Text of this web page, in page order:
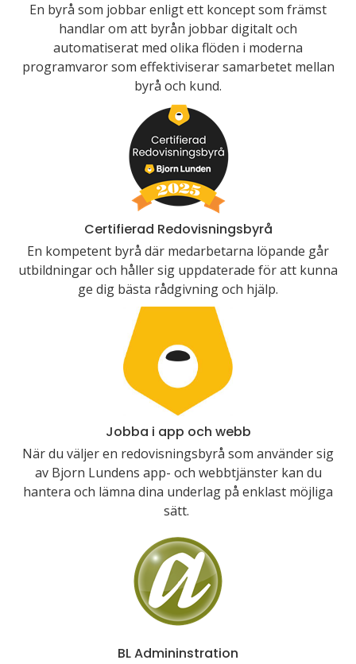
En byrå som jobbar enligt ett koncept som främst
handlar om att byrån jobbar digitalt och
automatiserat med olika flöden i moderna
programvaror som effektiviserar samarbetet mellan
byrå och kund.
Certifierad Redovisningsbyrå
En kompetent byrå där medarbetarna löpande går
utbildningar och håller sig uppdaterade för att kunna
ge dig bästa rådgivning och hjälp.
Jobba i app och webb
När du väljer en redovisningsbyrå som använder sig
av Bjorn Lundens app- och webbtjänster kan du
hantera och lämna dina underlag på enklast möjliga
sätt.
BL Admininstration